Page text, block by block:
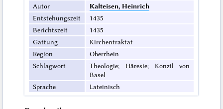
Autor
Kalteisen, Heinrich
Entstehungszeit
1435
Berichtszeit
1435
Gattung
Kirchentraktat
Region
Oberrhein
Schlagwort
Theologie; Häresie; Konzil von
Basel
Sprache
Lateinisch